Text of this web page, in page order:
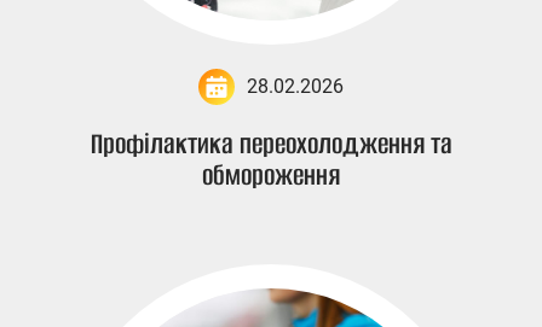
28.02.2026
Профілактика переохолодження та
обмороження